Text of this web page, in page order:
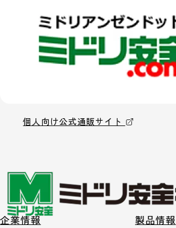
個人向け公式通販サイト
企業情報 製品情報